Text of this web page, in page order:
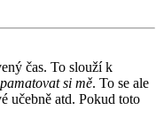
čas. To slouží k
si mě. To se ale
učebně atd. Pokud toto